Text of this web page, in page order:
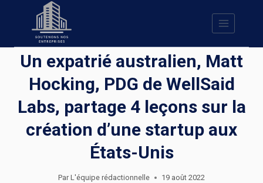
Un expatrié australien, Matt
Hocking, PDG de WellSaid
Labs, partage 4 leçons sur la
création d’une startup aux
États-Unis
Par L'équipe rédactionnelle 19 août 2022